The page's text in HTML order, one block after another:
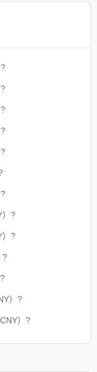
）?
）?
?
）?
）?